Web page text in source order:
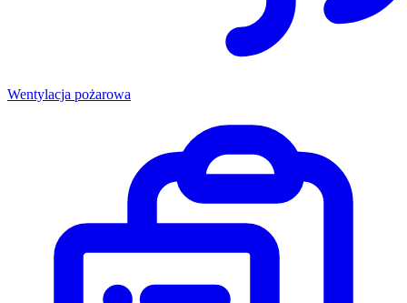
Wentylacja pożarowa